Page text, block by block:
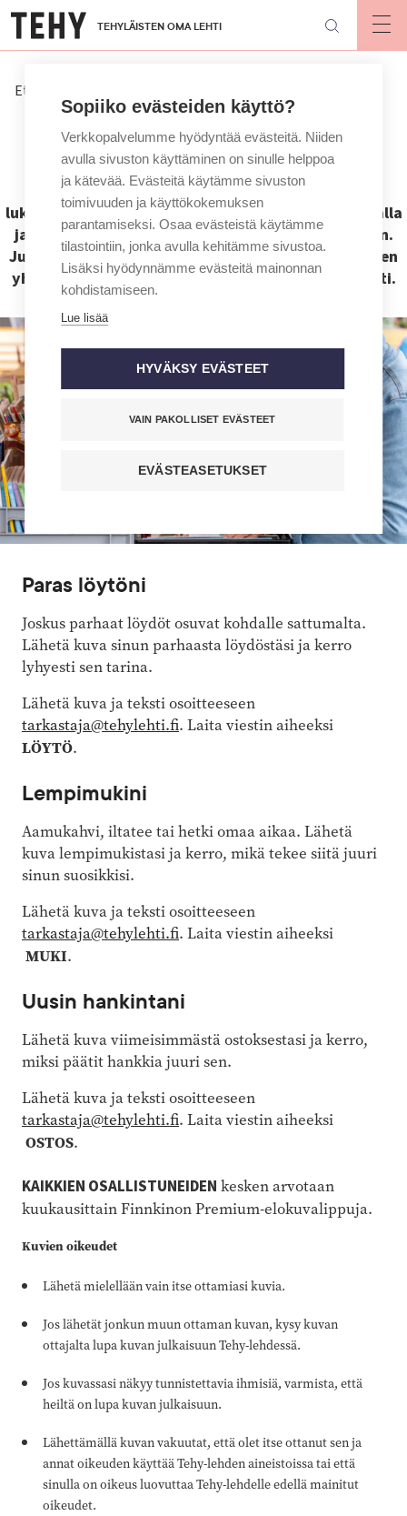
Hyppää
pääsisältöön
TEHYLÄISTEN OMA LEHTI
Etusivu
Lähetä ottamasi kuva Tarkastaja-
palstalle
Tehy-lehden Tarkastaja-palstalla tutustutaan
lukijoiden arkeen. Vastaa kysyttyyn aiheeseen kuvalla
ja lyhyellä kertomuksella, niin osallistut arvontaan.
Julkaisemme kuvia lehdessä ja Instagramissa. Kuvien
yhteyteen laitetaan etunimesi ja lähettämäsi teksti.
Paras löytöni
Joskus parhaat löydöt osuvat kohdalle sattumalta.
Lähetä kuva sinun parhaasta löydöstäsi ja kerro
lyhyesti sen tarina.
Lähetä kuva ja teksti osoitteeseen
tarkastaja@tehylehti.fi. Laita viestin aiheeksi
LÖYTÖ.
Lempimukini
Aamukahvi, iltatee tai hetki omaa aikaa. Lähetä
kuva lempimukistasi ja kerro, mikä tekee siitä juuri
sinun suosikkisi.
Lähetä kuva ja teksti osoitteeseen
tarkastaja@tehylehti.fi. Laita viestin aiheeksi
MUKI.
Uusin hankintani
Lähetä kuva viimeisimmästä ostoksestasi ja kerro,
miksi päätit hankkia juuri sen.
Lähetä kuva ja teksti osoitteeseen
tarkastaja@tehylehti.fi. Laita viestin aiheeksi
OSTOS.
KAIKKIEN OSALLISTUNEIDEN kesken arvotaan
kuukausittain Finnkinon Premium-elokuvalippuja.
Kuvien oikeudet
Lähetä mielellään vain itse ottamiasi kuvia.
Jos lähetät jonkun muun ottaman kuvan, kysy kuvan
ottajalta lupa kuvan julkaisuun Tehy-lehdessä.
Jos kuvassasi näkyy tunnistettavia ihmisiä, varmista, että
heiltä on lupa kuvan julkaisuun.
Lähettämällä kuvan vakuutat, että olet itse ottanut sen ja
annat oikeuden käyttää Tehy-lehden aineistoissa tai että
sinulla on oikeus luovuttaa Tehy-lehdelle edellä mainitut
oikeudet.
Sopiiko evästeiden käyttö?
Verkkopalvelumme hyödyntää evästeitä. Niiden
avulla sivuston käyttäminen on sinulle helppoa
ja kätevää. Evästeitä käytämme sivuston
toimivuuden ja käyttökokemuksen
parantamiseksi. Osaa evästeistä käytämme
tilastointiin, jonka avulla kehitämme sivustoa.
Lisäksi hyödynnämme evästeitä mainonnan
kohdistamiseen.
Lue lisää
HYVÄKSY EVÄSTEET
VAIN PAKOLLISET EVÄSTEET
EVÄSTEASETUKSET